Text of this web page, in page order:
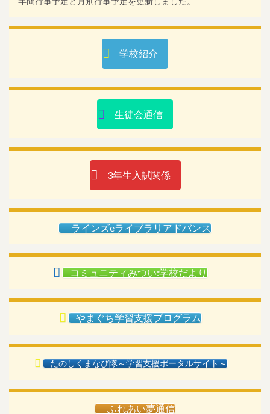
学校紹介
生徒会通信
3年生入試関係
ラインズeライブラリアドバンス
コミュニティみつい:学校だより
やまぐち学習支援プログラム
たのしくまなび隊～学習支援ポータルサイト～
ふれあい夢通信